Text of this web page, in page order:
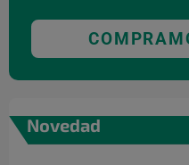
Novedad